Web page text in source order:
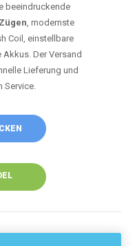
beeindruckende
, modernste
Coil, einstellbare
Der Versand
Lieferung und
Service.